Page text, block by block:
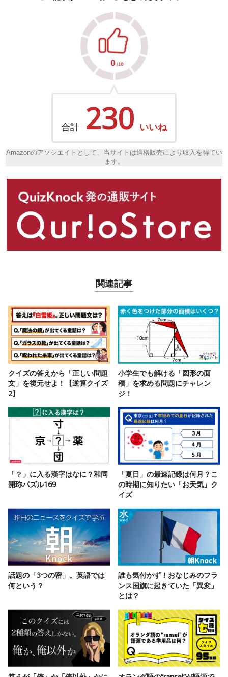
合計 230 いいね
Amazonのアソシエイトとして、当サイトは適格販売により収入を得てい
ます。
関連記事
クイズの答えから「正しい問題
文」を復元せよ！【逆算クイズ
2】
小学生でも解ける「図形の面
積」を求める問題にチャレン
ジ！
「？」に入る漢字はなに？和同
開珎パズル169
「夏日」の最速記録は何月？こ
の時期に知りたい「お天気」ク
イズ
話題の「3つの密」。英語では
何という？
誰も気付かず！おなじみのフラ
ンス国旗に起きていた「異変」
とは？